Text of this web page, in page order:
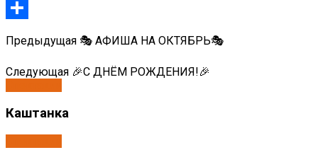
Twitter
Предыдущая 🎭 АФИША НА ОКТЯБРЬ🎭
Следующая 🎉С ДНËМ РОЖДЕНИЯ!🎉
Каштанка